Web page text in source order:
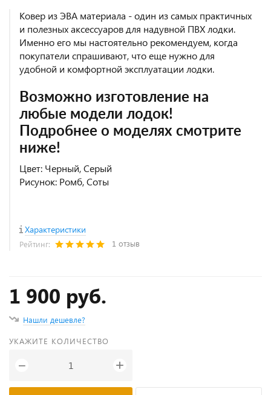
Ковер из ЭВА материала - один из самых практичных
и полезных аксессуаров для надувной ПВХ лодки.
Именно его мы настоятельно рекомендуем, когда
покупатели спрашивают, что еще нужно для
удобной и комфортной эксплуатации лодки.
Возможно изготовление на
любые модели лодок!
Подробнее о моделях смотрите
ниже!
Цвет: Черный, Серый
Рисунок: Ромб, Соты
Характеристики
Рейтинг: 1 отзыв
1 900 руб.
Нашли дешевле?
УКАЖИТЕ КОЛИЧЕСТВО
− +